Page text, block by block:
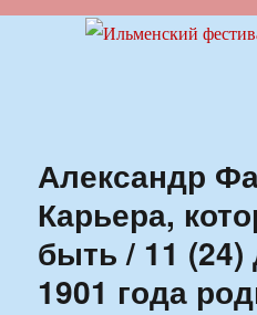
Ильменский
Александр
Карьера,
быть / 11 (24)
1901 года